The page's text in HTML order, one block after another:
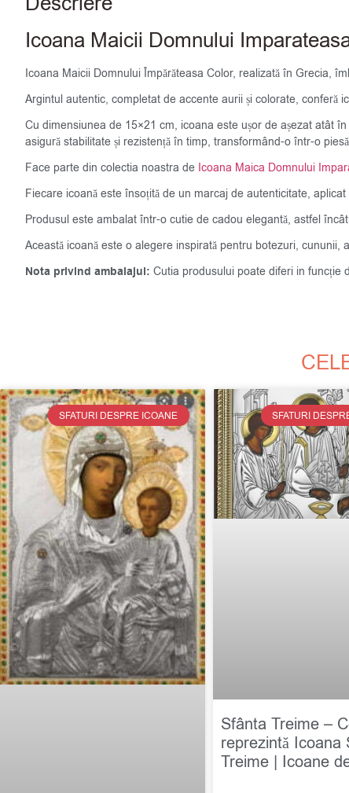
Icoana Maicii Domnului
Icoana Maicii Domnului Împărăteasa Color, realizată în Grecia,
Argintul autentic, completat de accente aurii și colorate, conferă
Cu dimensiunea de 15×21 cm, icoana este ușor de așezat atât
asigură stabilitate și rezistență în timp, transformând-o într-o
Face parte din colectia noastra de Icoana Maica Domnului
Fiecare icoană este însoțită de un marcaj de autenticitate,
Produsul este ambalat într-o cutie de cadou elegantă, astfel
Această icoană este o alegere inspirată pentru botezuri,
Nota privind ambalajul: Cutia produsului poate diferi in funcție
SFATURI DESPRE ICOANE SFATURI
Sfânta Treime –
reprezintă Icoana
Treime | Icoane